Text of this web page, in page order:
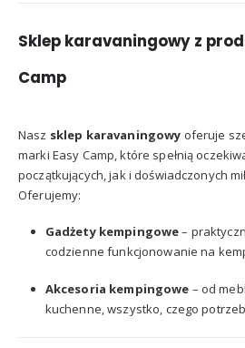
Sklep karavaningowy z
Camp
Nasz sklep karavaningowy oferuje
marki Easy Camp, które spełnią
początkujących, jak i doświadczonych
Oferujemy:
Gadżety kempingowe–
codzienne funkcjonowanie na
Akcesoria kempingowe – od
kuchenne, wszystko, czego